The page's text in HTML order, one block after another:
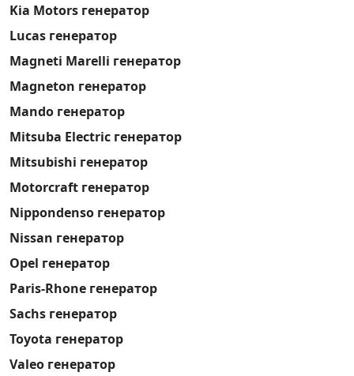
Kia Motors генератор
Lucas генератор
Magneti Marelli генератор
Magneton генератор
Mando генератор
Mitsuba Electric генератор
Mitsubishi генератор
Motorcraft генератор
Nippondenso генератор
Nissan генератор
Opel генератор
Paris-Rhone генератор
Sachs генератор
Toyota генератор
Valeo генератор